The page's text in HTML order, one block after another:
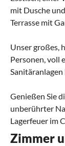
mit Dusche
Terrasse mit
Unser großes,
Personen, voll
Genießen Sie
unberührter
Lagerfeuer im
Zimmer